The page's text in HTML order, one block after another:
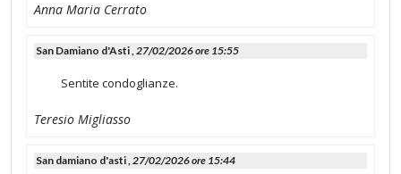
Anna Maria Cerrato
San Damiano d'Asti ,27/02/2026 ore 15:55
Sentite condoglianze.
Teresio Migliasso
San damiano d'asti ,27/02/2026 ore 15:44